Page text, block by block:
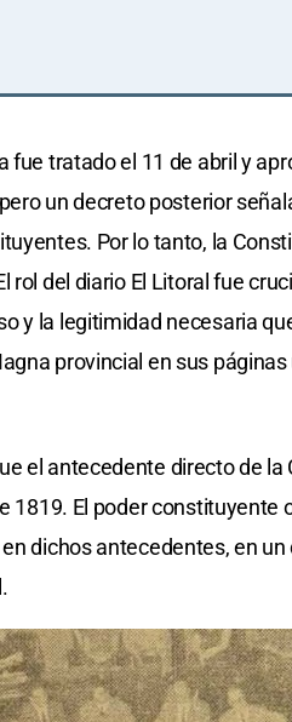
fue tratado el 11 de abril y
un decreto posterior
Por lo tanto, la
rol del diario El Litoral fue
y la legitimidad necesaria
provincial en sus
el antecedente directo de
1819. El poder
dichos antecedentes, en